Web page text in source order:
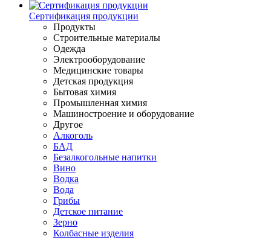
Сертификация продукции
Продукты
Строительные материалы
Одежда
Электрооборудование
Медицинские товары
Детская продукция
Бытовая химия
Промышленная химия
Машиностроение и оборудование
Другое
Алкоголь
БАД
Безалкогольные напитки
Вино
Водка
Вода
Грибы
Детское питание
Зерно
Колбасные изделия